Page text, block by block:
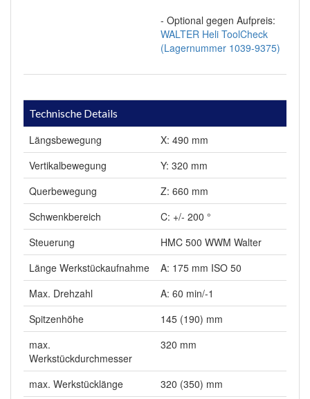
- Optional gegen Aufpreis:
WALTER Heli ToolCheck
(Lagernummer 1039-9375)
Technische Details
Längsbewegung
X: 490 mm
Vertikalbewegung
Y: 320 mm
Querbewegung
Z: 660 mm
Schwenkbereich
C: +/- 200 °
Steuerung
HMC 500 WWM Walter
Länge Werkstückaufnahme
A: 175 mm ISO 50
Max. Drehzahl
A: 60 min/-1
Spitzenhöhe
145 (190) mm
max.
Werkstückdurchmesser
320 mm
max. Werkstücklänge
320 (350) mm